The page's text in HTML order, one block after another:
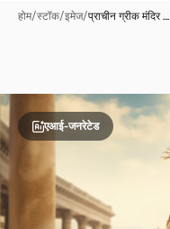
होम/स्टॉक/इमेज/प्राचीन ग्रीक मंदिर …
एआई-जनरेटेड